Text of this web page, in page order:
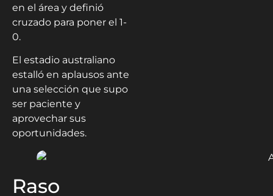
en el área y definió
cruzado para poner el 1-
0.
El estadio australiano
estalló en aplausos ante
una selección que supo
ser paciente y
aprovechar sus
oportunidades.
Raso